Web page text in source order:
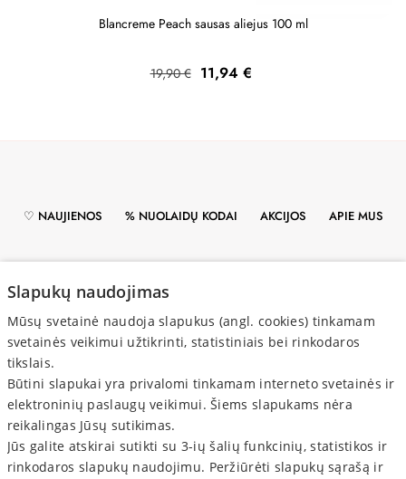
Blancreme Peach sausas aliejus 100 ml
Bazinė
19,90 € Kaina
11,94 €
♡ NAUJIENOS % NUOLAIDŲ KODAI AKCIJOS APIE MUS
PRIVATUMO POLITIKA
PIRKĖJAMS 
Slapukų naudojimas
Mūsų svetainė naudoja slapukus (angl. cookies) tinkamam
svetainės veikimui užtikrinti, statistiniais bei rinkodaros
tikslais.
Būtini slapukai yra privalomi tinkamam interneto svetainės ir
elektroninių paslaugų veikimui. Šiems slapukams nėra
reikalingas Jūsų sutikimas.
Jūs galite atskirai sutikti su 3-ių šalių funkcinių, statistikos ir
rinkodaros slapukų naudojimu. Peržiūrėti slapukų sąrašą ir